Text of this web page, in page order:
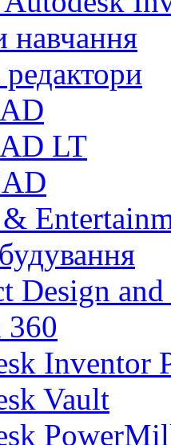
LT
Design
360
Inventor
Vault